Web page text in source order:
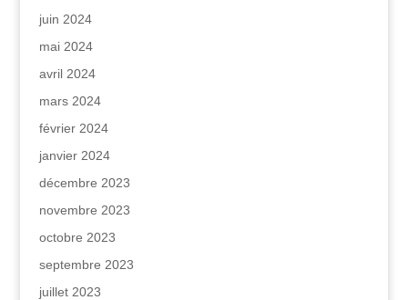
juin 2024
mai 2024
avril 2024
mars 2024
février 2024
janvier 2024
décembre 2023
novembre 2023
octobre 2023
septembre 2023
juillet 2023